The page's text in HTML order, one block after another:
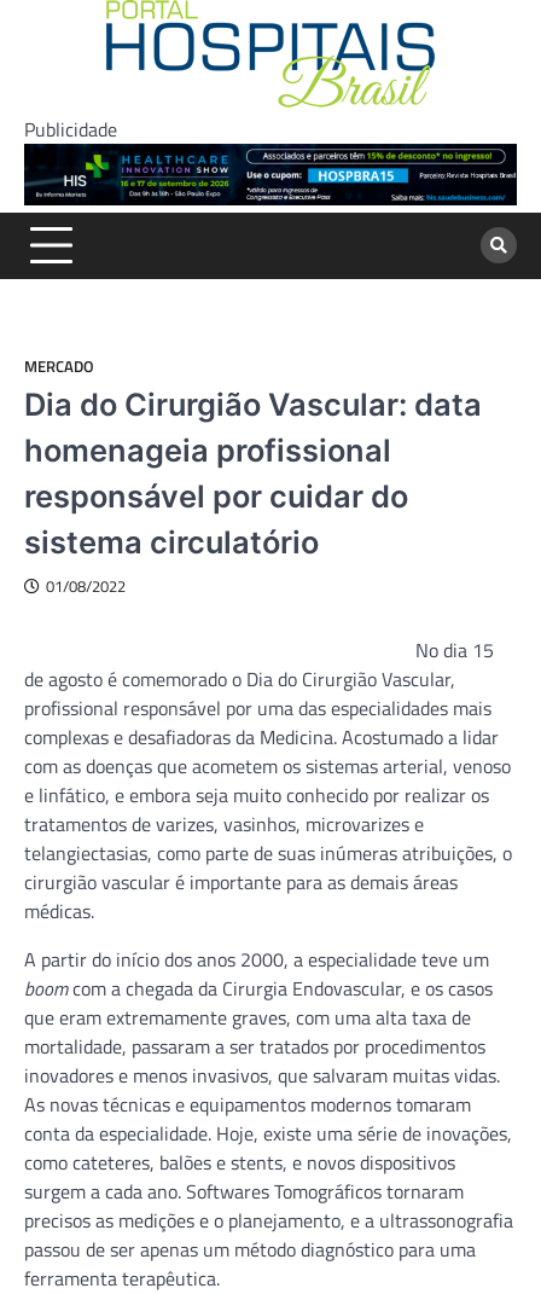
Publicidade
MERCADO
Dia do Cirurgião Vascular: data
homenageia profissional
responsável por cuidar do
sistema circulatório
01/08/2022
No dia 15
de agosto é comemorado o Dia do Cirurgião Vascular,
profissional responsável por uma das especialidades mais
complexas e desafiadoras da Medicina. Acostumado a lidar
com as doenças que acometem os sistemas arterial, venoso
e linfático, e embora seja muito conhecido por realizar os
tratamentos de varizes, vasinhos, microvarizes e
telangiectasias, como parte de suas inúmeras atribuições, o
cirurgião vascular é importante para as demais áreas
médicas.
A partir do início dos anos 2000, a especialidade teve um
boomcom a chegada da Cirurgia Endovascular, e os casos
que eram extremamente graves, com uma alta taxa de
mortalidade, passaram a ser tratados por procedimentos
inovadores e menos invasivos, que salvaram muitas vidas.
As novas técnicas e equipamentos modernos tomaram
conta da especialidade. Hoje, existe uma série de inovações,
como cateteres, balões e stents, e novos dispositivos
surgem a cada ano. Softwares Tomográficos tornaram
precisos as medições e o planejamento, e a ultrassonografia
passou de ser apenas um método diagnóstico para uma
ferramenta terapêutica.